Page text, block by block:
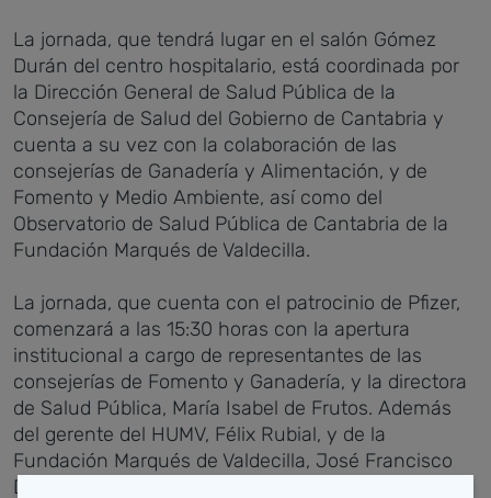
La jornada, que tendrá lugar en el salón Gómez
Durán del centro hospitalario, está coordinada por
la Dirección General de Salud Pública de la
Consejería de Salud del Gobierno de Cantabria y
cuenta a su vez con la colaboración de las
consejerías de Ganadería y Alimentación, y de
Fomento y Medio Ambiente, así como del
Observatorio de Salud Pública de Cantabria de la
Fundación Marqués de Valdecilla.
La jornada, que cuenta con el patrocinio de Pfizer,
comenzará a las 15:30 horas con la apertura
institucional a cargo de representantes de las
consejerías de Fomento y Ganadería, y la directora
de Salud Pública, María Isabel de Frutos. Además
del gerente del HUMV, Félix Rubial, y de la
Fundación Marqués de Valdecilla, José Francisco
Díaz.